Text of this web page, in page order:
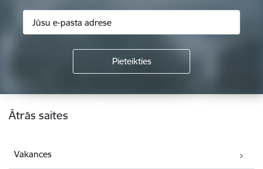
Kājene
Ātrās saites
Vakances